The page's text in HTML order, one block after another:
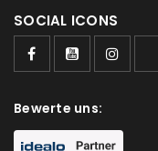
REGISTRIEREN
E-Mail-Adresse
Ein Link zum
SOCIAL ICONS
Bewerte uns: